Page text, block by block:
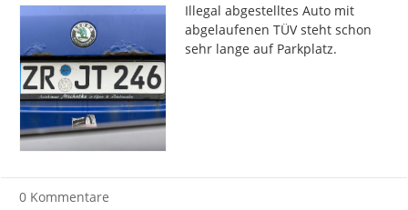
Illegal abgestelltes Auto mit
abgelaufenen TÜV steht schon
sehr lange auf Parkplatz.
0 Kommentare